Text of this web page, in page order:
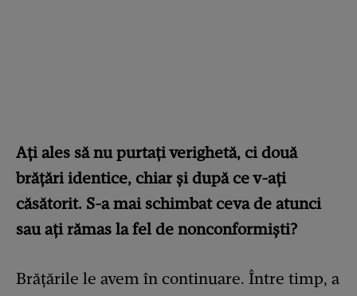
Ați ales să nu purtați verighetă, ci două
brățări identice, chiar și după ce v-ați
căsătorit. S-a mai schimbat ceva de atunci
sau ați rămas la fel de nonconformiști?
Brăţările le avem în continuare. Între timp, a